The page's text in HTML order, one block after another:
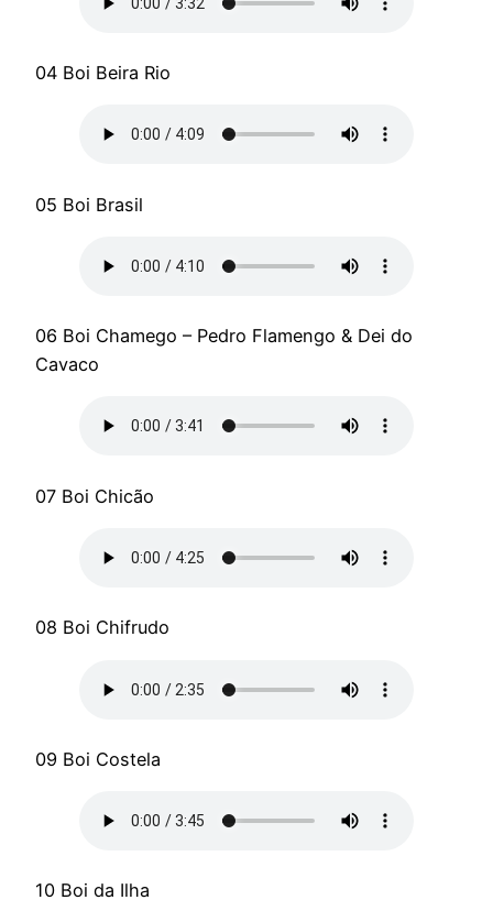
04 Boi Beira Rio
05 Boi Brasil
06 Boi Chamego – Pedro Flamengo & Dei do
Cavaco
07 Boi Chicão
08 Boi Chifrudo
09 Boi Costela
10 Boi da Ilha